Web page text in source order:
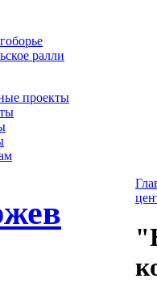
ралли
проекты